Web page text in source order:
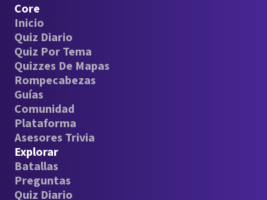
Core
Inicio
Quiz Diario
Quiz Por Tema
Quizzes De Mapas
Rompecabezas
Guías
Comunidad
Plataforma
Asesores Trivia
Explorar
Batallas
Preguntas
Quiz Diario